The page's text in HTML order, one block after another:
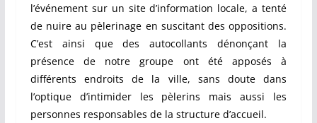
l’événement sur un site d’information locale, a tenté
de nuire au pèlerinage en suscitant des oppositions.
C’est ainsi que des autocollants dénonçant la
présence de notre groupe ont été apposés à
différents endroits de la ville, sans doute dans
l’optique d’intimider les pèlerins mais aussi les
personnes responsables de la structure d’accueil.